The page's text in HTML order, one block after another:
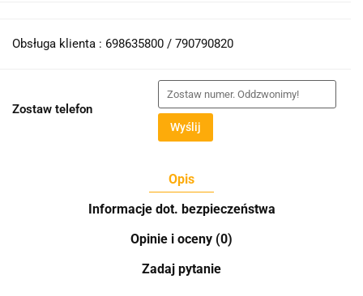
Obsługa klienta : 698635800 / 790790820
Zostaw telefon
Wyślij
Opis
Informacje dot. bezpieczeństwa
Opinie i oceny (0)
Zadaj pytanie